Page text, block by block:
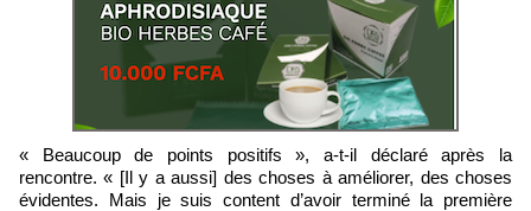
« Beaucoup de points positifs », a-t-il déclaré après la
rencontre. « [Il y a aussi] des choses à améliorer, des choses
évidentes. Mais je suis content d’avoir terminé la première